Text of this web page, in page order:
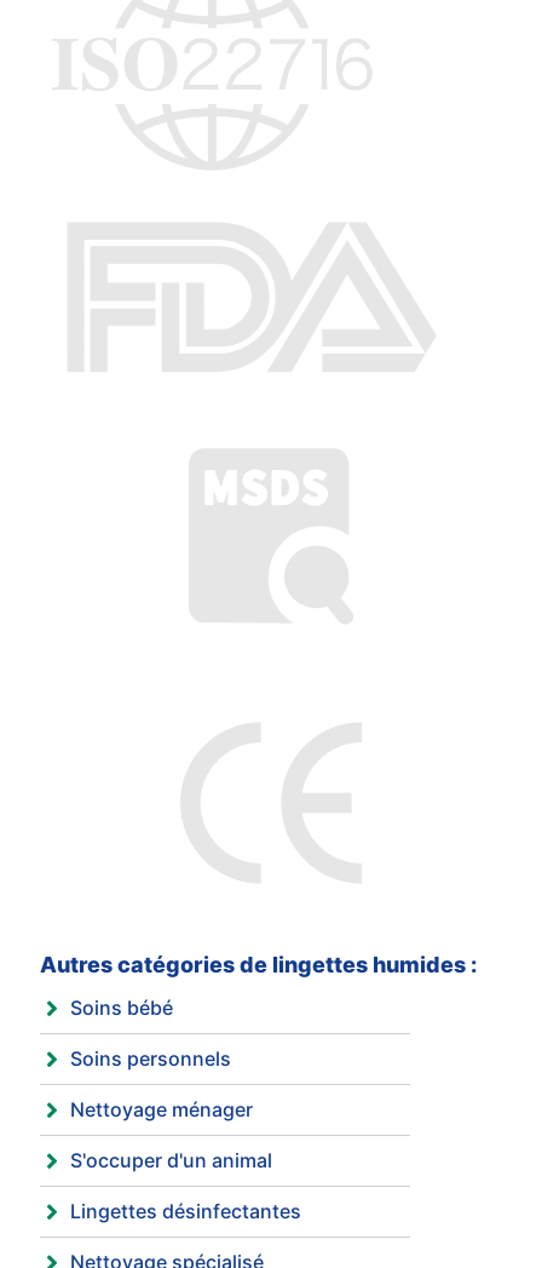
Autres catégories de lingettes humides :
Soins bébé
Soins personnels
Nettoyage ménager
S'occuper d'un animal
Lingettes désinfectantes
Nettoyage spécialisé